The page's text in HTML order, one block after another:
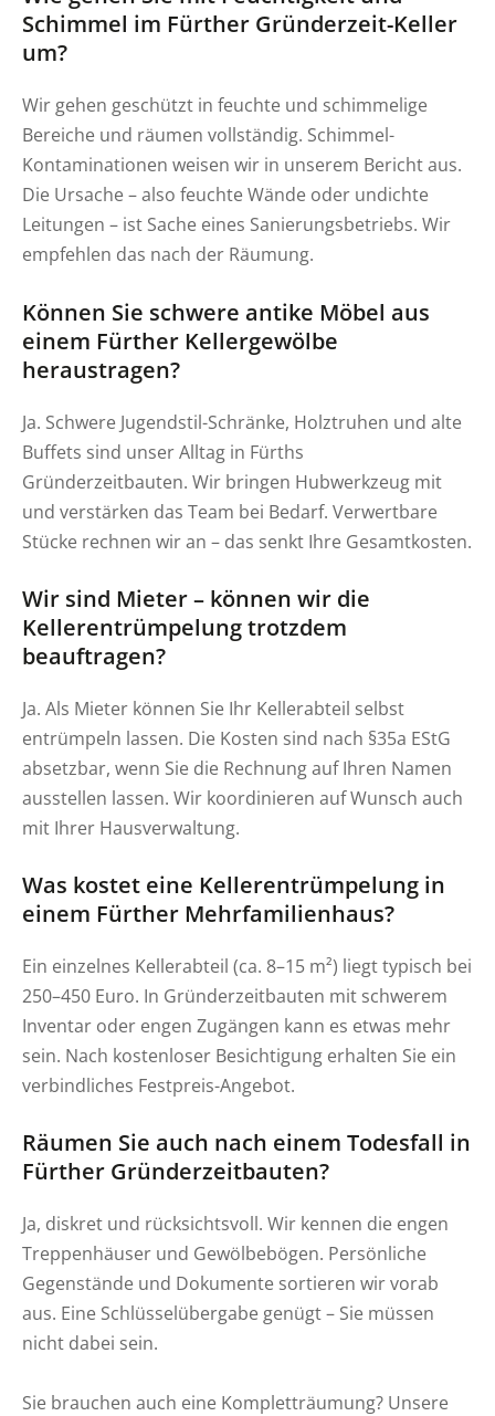
Schimmel im Fürther Gründerzeit-Keller
um?
Wir gehen geschützt in feuchte und schimmelige
Bereiche und räumen vollständig. Schimmel-
Kontaminationen weisen wir in unserem Bericht aus.
Die Ursache – also feuchte Wände oder undichte
Leitungen – ist Sache eines Sanierungsbetriebs. Wir
empfehlen das nach der Räumung.
Können Sie schwere antike Möbel aus
einem Fürther Kellergewölbe
heraustragen?
Ja. Schwere Jugendstil-Schränke, Holztruhen und alte
Buffets sind unser Alltag in Fürths
Gründerzeitbauten. Wir bringen Hubwerkzeug mit
und verstärken das Team bei Bedarf. Verwertbare
Stücke rechnen wir an – das senkt Ihre Gesamtkosten.
Wir sind Mieter – können wir die
Kellerentrümpelung trotzdem
beauftragen?
Ja. Als Mieter können Sie Ihr Kellerabteil selbst
entrümpeln lassen. Die Kosten sind nach §35a EStG
absetzbar, wenn Sie die Rechnung auf Ihren Namen
ausstellen lassen. Wir koordinieren auf Wunsch auch
mit Ihrer Hausverwaltung.
Was kostet eine Kellerentrümpelung in
einem Fürther Mehrfamilienhaus?
Ein einzelnes Kellerabteil (ca. 8–15 m²) liegt typisch bei
250–450 Euro. In Gründerzeitbauten mit schwerem
Inventar oder engen Zugängen kann es etwas mehr
sein. Nach kostenloser Besichtigung erhalten Sie ein
verbindliches Festpreis-Angebot.
Räumen Sie auch nach einem Todesfall in
Fürther Gründerzeitbauten?
Ja, diskret und rücksichtsvoll. Wir kennen die engen
Treppenhäuser und Gewölbebögen. Persönliche
Gegenstände und Dokumente sortieren wir vorab
aus. Eine Schlüsselübergabe genügt – Sie müssen
nicht dabei sein.
Sie brauchen auch eine Kompletträumung? Unsere